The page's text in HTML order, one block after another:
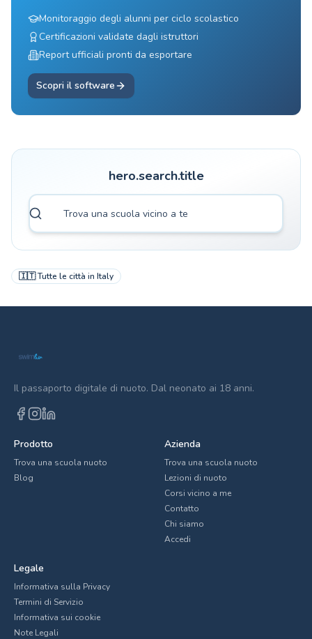
Monitoraggio degli alunni per ciclo scolastico
Certificazioni validate dagli istruttori
Report ufficiali pronti da esportare
Scopri il software
hero.search.title
🇮🇹Tutte le città in Italy
Il passaporto digitale di nuoto. Dal neonato ai 18 anni.
Prodotto
Trova una scuola nuoto
Blog
Azienda
Trova una scuola nuoto
Lezioni di nuoto
Corsi vicino a me
Contatto
Chi siamo
Accedi
Legale
Informativa sulla Privacy
Termini di Servizio
Informativa sui cookie
Note Legali